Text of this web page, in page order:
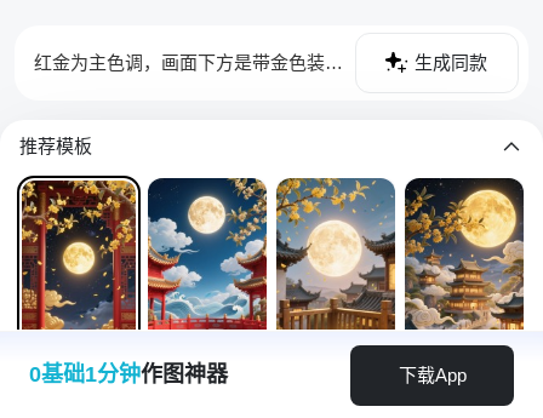
红金为主色调，画面下方是带金色装饰的红金色圆形展示台，后方夜空中悬着明亮的金色圆月，两侧有红金色雕花立柱（含中式镂空门窗细节），立柱周围环绕金色祥云，上方及四周点缀开满黄色花朵的桂树枝干（花瓣飘落） 生成同款
推荐模板
0基础1分钟作图神器 下载App